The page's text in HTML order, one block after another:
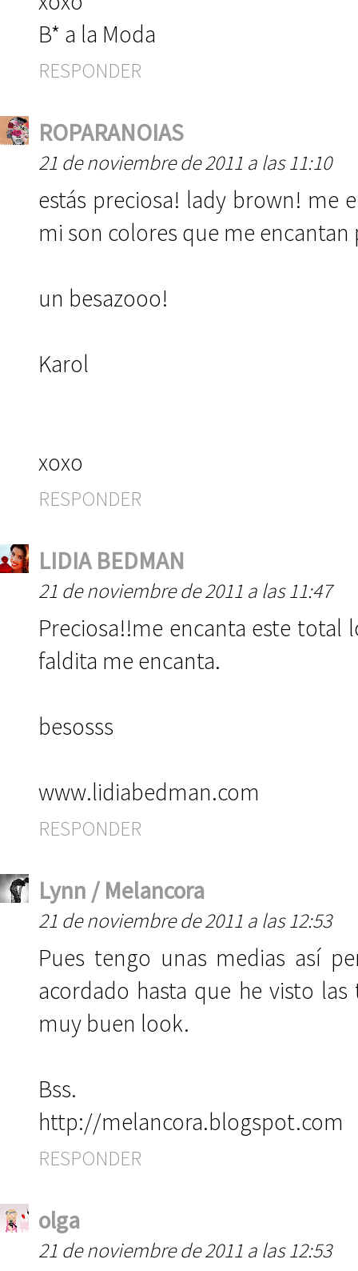
B* a la Moda
RESPONDER
ROPARANOIAS
21 de noviembre de 2011 a las 11:10
estás preciosa! lady brown! me
mi son colores que me
un besazooo!
Karol
xoxo
RESPONDER
LIDIA BEDMAN
21 de noviembre de 2011 a las 11:47
Preciosa!!me encanta este
faldita me encanta.
besosss
www.lidiabedman.com
RESPONDER
Lynn / Melancora
21 de noviembre de 2011 a las 12:53
Pues tengo unas medias así
acordado hasta que he visto
muy buen look.
Bss.
http://melancora.blogspot.com
RESPONDER
olga
21 de noviembre de 2011 a las 12:53